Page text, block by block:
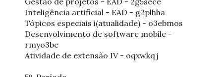
Inteligência artificial - EAD - g2plhha
Tópicos especiais i(atualidade) - o3ebmos
Desenvolvimento de software mobile -
rmyo3be
Atividade de extensão IV - oqxwkqj